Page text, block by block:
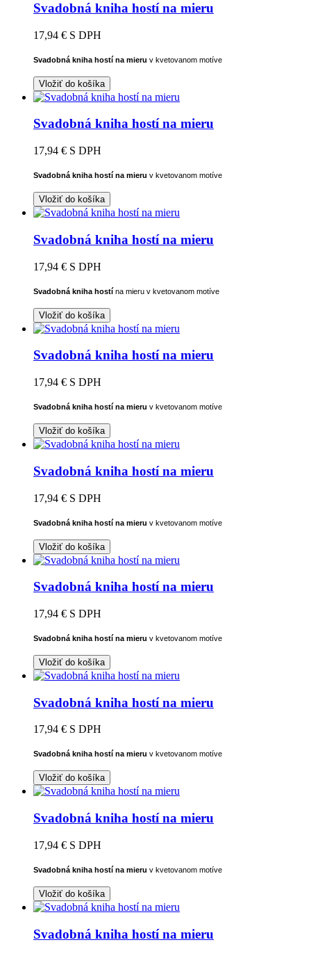
Svadobná kniha hostí na mieru
17,94 € S DPH
Svadobná kniha hostí na mieru v kvetovanom motíve
Vložiť do košíka
Svadobná kniha hostí na mieru
17,94 € S DPH
Svadobná kniha hostí na mieru v kvetovanom motíve
Vložiť do košíka
Svadobná kniha hostí na mieru
17,94 € S DPH
Svadobná kniha hostí na mieru v kvetovanom motíve
Vložiť do košíka
Svadobná kniha hostí na mieru
17,94 € S DPH
Svadobná kniha hostí na mieru v kvetovanom motíve
Vložiť do košíka
Svadobná kniha hostí na mieru
17,94 € S DPH
Svadobná kniha hostí na mieru v kvetovanom motíve
Vložiť do košíka
Svadobná kniha hostí na mieru
17,94 € S DPH
Svadobná kniha hostí na mieru v kvetovanom motíve
Vložiť do košíka
Svadobná kniha hostí na mieru
17,94 € S DPH
Svadobná kniha hostí na mieru v kvetovanom motíve
Vložiť do košíka
Svadobná kniha hostí na mieru
17,94 € S DPH
Svadobná kniha hostí na mieru v kvetovanom motíve
Vložiť do košíka
Svadobná kniha hostí na mieru